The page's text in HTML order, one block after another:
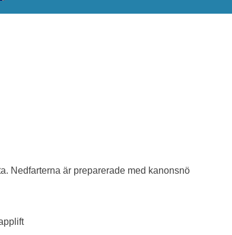
Nedfarterna är preparerade med kanonsnö